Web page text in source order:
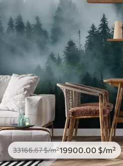
33166.67$/m²19900 .00 $/m²